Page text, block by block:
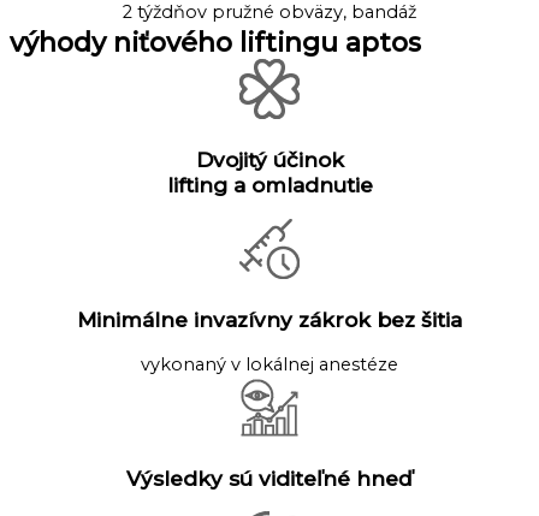
2 týždňov pružné obväzy, bandáž
výhody niťového liftingu aptos
Dvojitý účinok
lifting a omladnutie
Minimálne invazívny zákrok bez šitia
vykonaný v lokálnej anestéze
Výsledky sú viditeľné hneď